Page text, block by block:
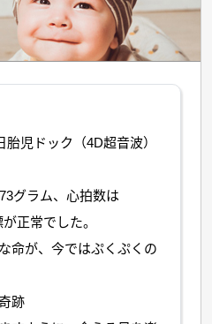
児ドック（4D超音波）
グラム、心拍数は
正常でした。
命が、今ではぷくぷくの
跡